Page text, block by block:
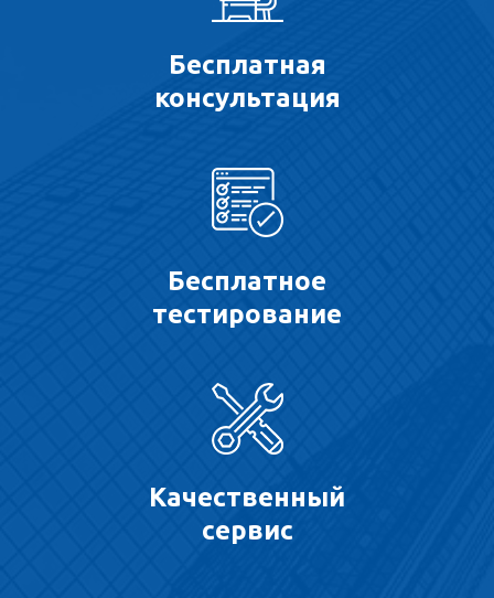
Бесплатная
консультация
Бесплатное
тестирование
Качественный
сервис